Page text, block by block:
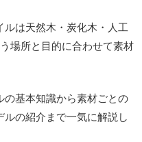
は天然木・炭化木・人工
場所と目的に合わせて素材
の基本知識から素材ごとの
の紹介まで一気に解説し